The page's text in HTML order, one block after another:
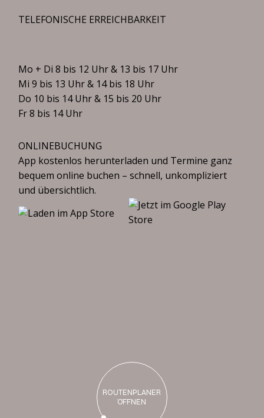
TELEFONISCHE ERREICHBARKEIT
Mo + Di 8 bis 12 Uhr & 13 bis 17 Uhr
Mi 9 bis 13 Uhr & 14 bis 18 Uhr
Do 10 bis 14 Uhr & 15 bis 20 Uhr
Fr 8 bis 14 Uhr
ONLINEBUCHUNG
App kostenlos herunterladen und Termine ganz
bequem online buchen – schnell, unkompliziert
und übersichtlich.
i un
ROUTENPLANER
ÖFFNEN